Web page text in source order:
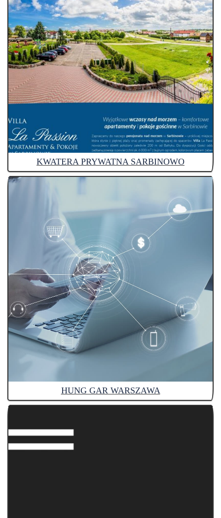
KWATERA PRYWATNA SARBINOWO
HUNG GAR WARSZAWA